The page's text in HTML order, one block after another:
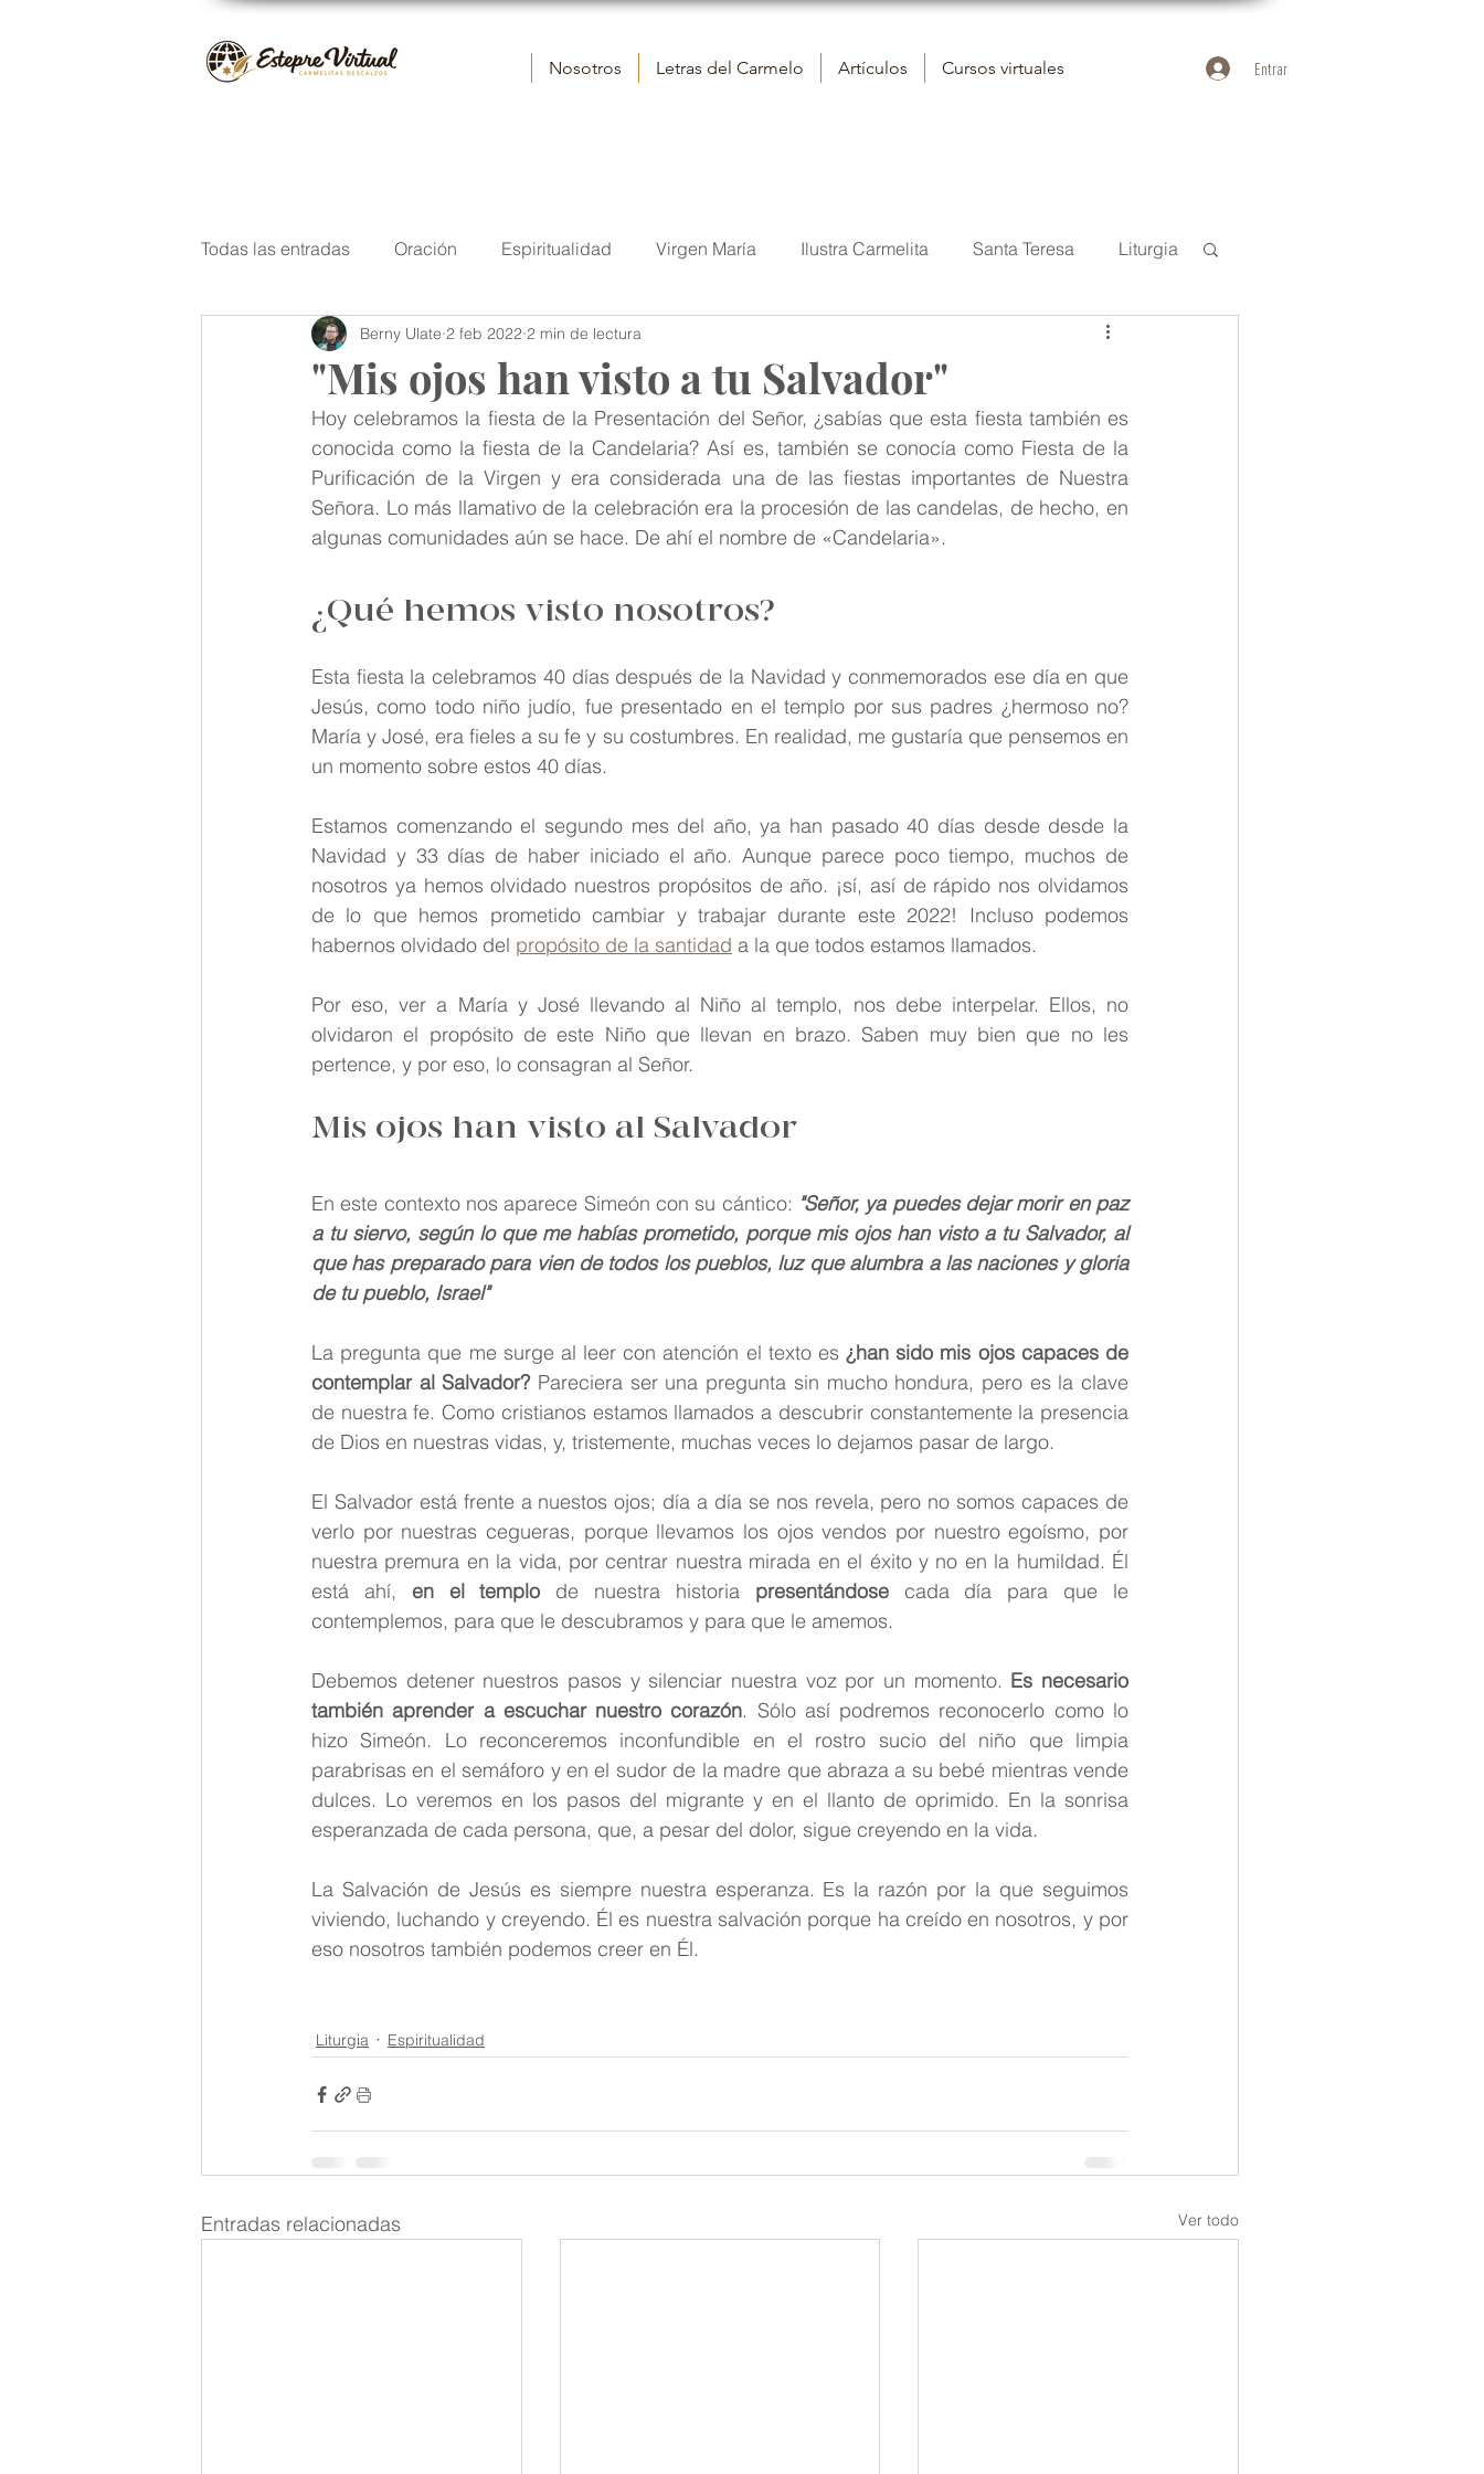
Nosotros Letras del Carmelo Artículos Cursos virtuales Entrar
Todas las entradas Oración Espiritualidad Virgen María Ilustra Carmelita Santa Teresa Liturgia
San José Santos del Carmelo Reflexiones
Navidad Poesía Escritora Iglesia Sumo Pontífice Fraternidad eclesial Duelo
Palabra de Dios Teresita Reflexión Pastoral Juvenil Espiritualidad carmelitana
"Mis ojos han visto a tu Salvador"
Berny Ulate 2 feb 2022 2 min de lectura
Hoy celebramos la fiesta de la Presentación del Señor, ¿sabías que esta fiesta también es
conocida como la fiesta de la Candelaria? Así es, también se conocía como Fiesta de la
Purificación de la Virgen y era considerada una de las fiestas importantes de Nuestra
Señora. Lo más llamativo de la celebración era la procesión de las candelas, de hecho, en
algunas comunidades aún se hace. De ahí el nombre de «Candelaria».
¿Qué hemos visto nosotros?
Esta fiesta la celebramos 40 días después de la Navidad y conmemorados ese día en que
Jesús, como todo niño judío, fue presentado en el templo por sus padres ¿hermoso no?
María y José, era fieles a su fe y su costumbres. En realidad, me gustaría que pensemos en
un momento sobre estos 40 días.
Estamos comenzando el segundo mes del año, ya han pasado 40 días desde desde la
Navidad y 33 días de haber iniciado el año. Aunque parece poco tiempo, muchos de
nosotros ya hemos olvidado nuestros propósitos de año. ¡sí, así de rápido nos olvidamos
de lo que hemos prometido cambiar y trabajar durante este 2022! Incluso podemos
habernos olvidado del propósito de la santidad a la que todos estamos llamados.
Por eso, ver a María y José llevando al Niño al templo, nos debe interpelar. Ellos, no
olvidaron el propósito de este Niño que llevan en brazo. Saben muy bien que no les
pertence, y por eso, lo consagran al Señor.
Mis ojos han visto al Salvador
En este contexto nos aparece Simeón con su cántico: "Señor, ya puedes dejar morir en paz
a tu siervo, según lo que me habías prometido, porque mis ojos han visto a tu Salvador, al
que has preparado para vien de todos los pueblos, luz que alumbra a las naciones y gloria
de tu pueblo, Israel"
La pregunta que me surge al leer con atención el texto es ¿han sido mis ojos capaces de
contemplar al Salvador? Pareciera ser una pregunta sin mucho hondura, pero es la clave
de nuestra fe. Como cristianos estamos llamados a descubrir constantemente la presencia
de Dios en nuestras vidas, y, tristemente, muchas veces lo dejamos pasar de largo.
El Salvador está frente a nuestos ojos; día a día se nos revela, pero no somos capaces de
verlo por nuestras cegueras, porque llevamos los ojos vendos por nuestro egoísmo, por
nuestra premura en la vida, por centrar nuestra mirada en el éxito y no en la humildad. Él
está ahí, en el templo de nuestra historia presentándose cada día para que le
contemplemos, para que le descubramos y para que le amemos.
Debemos detener nuestros pasos y silenciar nuestra voz por un momento. Es necesario
también aprender a escuchar nuestro corazón. Sólo así podremos reconocerlo como lo
hizo Simeón. Lo reconceremos inconfundible en el rostro sucio del niño que limpia
parabrisas en el semáforo y en el sudor de la madre que abraza a su bebé mientras vende
dulces. Lo veremos en los pasos del migrante y en el llanto de oprimido. En la sonrisa
esperanzada de cada persona, que, a pesar del dolor, sigue creyendo en la vida.
La Salvación de Jesús es siempre nuestra esperanza. Es la razón por la que seguimos
viviendo, luchando y creyendo. Él es nuestra salvación porque ha creído en nosotros, y por
eso nosotros también podemos creer en Él.
Liturgia Espiritualidad
Entradas relacionadas Ver todo